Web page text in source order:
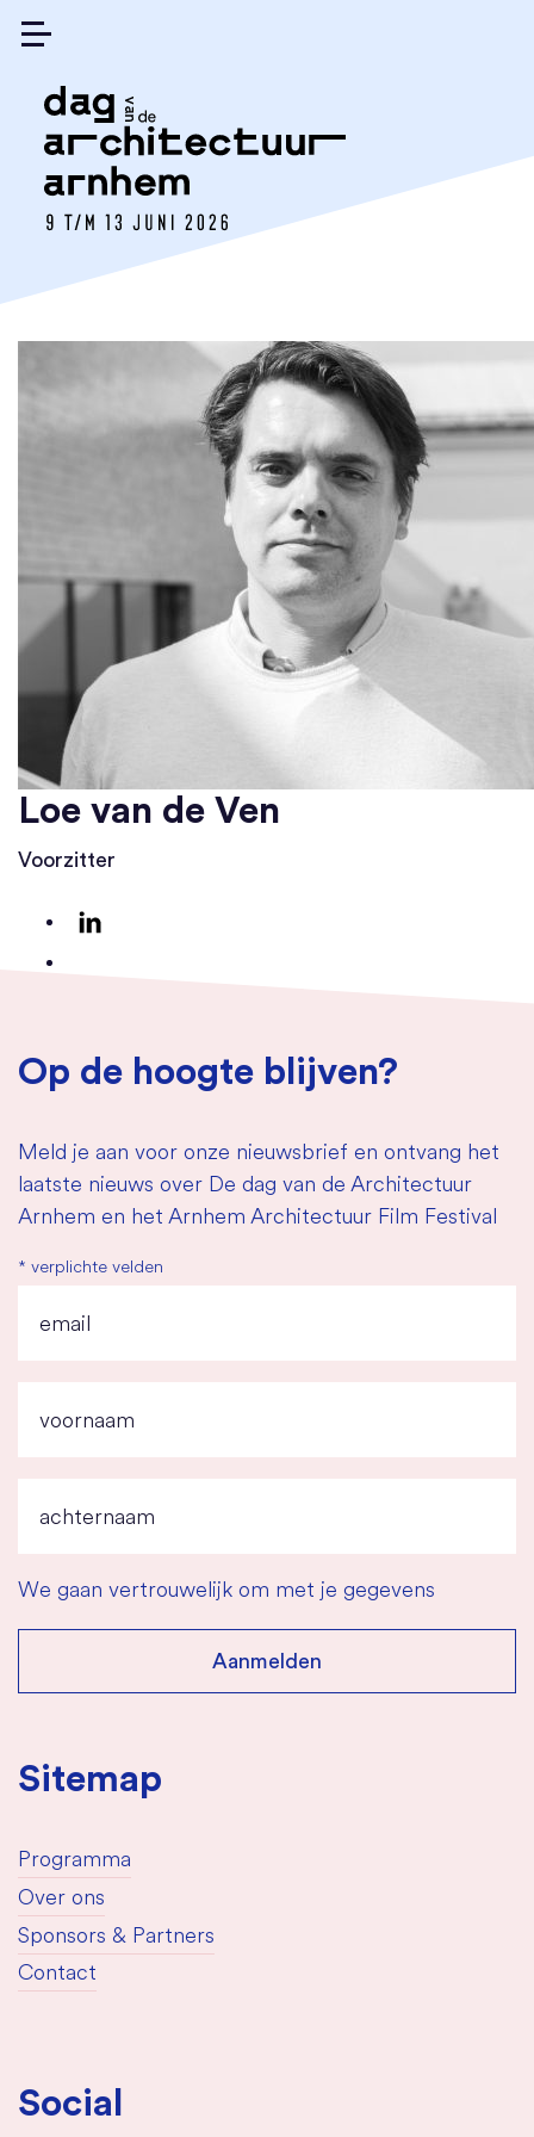
Loe van de Ven
Voorzitter
Op de hoogte blijven?
Meld je aan voor onze nieuwsbrief en ontvang het
laatste nieuws over De dag van de Architectuur
Arnhem en het Arnhem Architectuur Film Festival
* verplichte velden
We gaan vertrouwelijk om met je gegevens
Sitemap
Programma
Over ons
Sponsors & Partners
Contact
Social